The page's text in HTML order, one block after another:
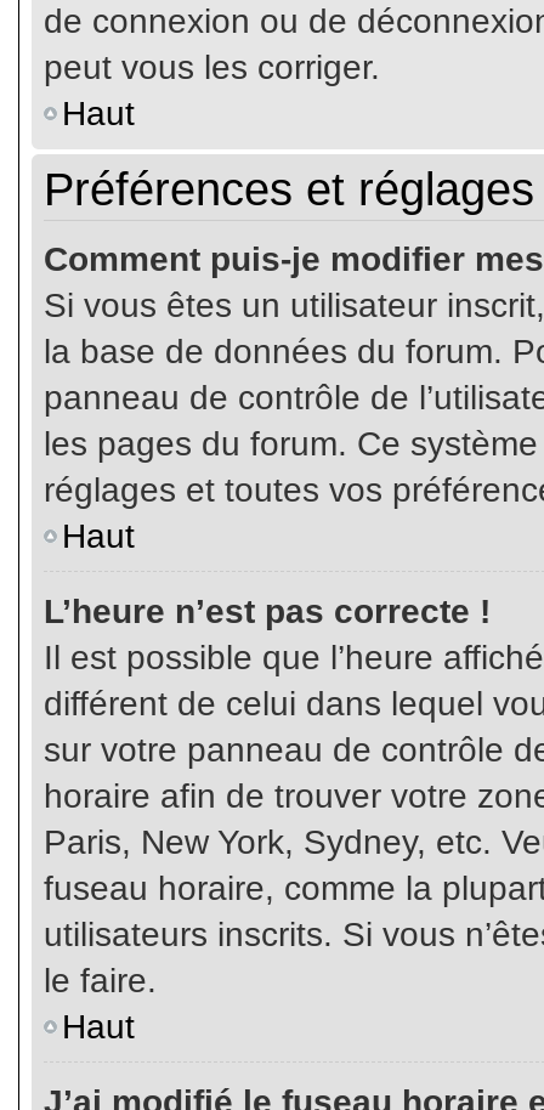
de connexion ou de
peut vous les corriger.
Haut
Préférences et
Comment puis-je modifier
Si vous êtes un utilisateur
la base de données du forum.
panneau de contrôle de
les pages du forum. Ce
réglages et toutes vos
Haut
L’heure n’est pas correcte !
Il est possible que l’heure
différent de celui dans lequel
sur votre panneau de contrôle
horaire afin de trouver votre
Paris, New York, Sydney, etc.
fuseau horaire, comme la
utilisateurs inscrits. Si vous
le faire.
Haut
J’ai modifié le fuseau horaire